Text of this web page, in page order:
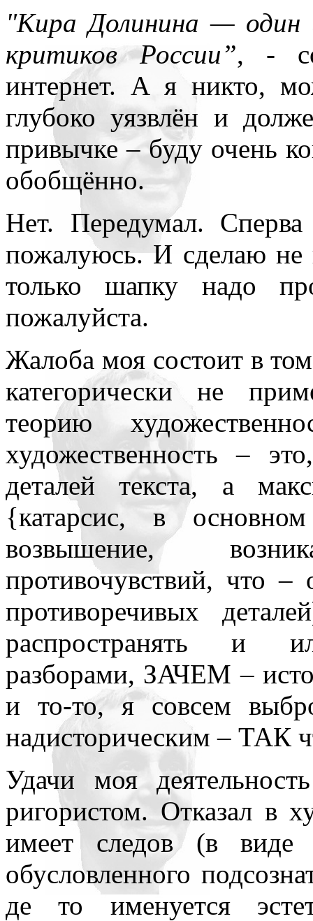
всюду применял как чисто
противопоставляя
подсознательное часто
то обеспечивает любое
одна его часть, которая –
– обеспечивает в
подсознаний автора и
поводу. По
подсознаний в
то, знаемом и рожденном
нигде уточнять и
"Кира Долинина —
критиков России”, -
интернет. А я никто,
глубоко уязвлён и
привычке – буду очень
обобщённо.
Нет. Передумал.
пожалуюсь. И сделаю
только шапку надо
пожалуйста.
Жалоба моя состоит в
категорически не
теорию
художественность –
деталей текста, а
{катарсис, в
возвышение,
противочувствий, что –
противоречивых
распространять и
разборами, ЗАЧЕМ –
и то-то, я совсем
надисторическим – ТАК
Удачи моя
ригористом. Отказал в
имеет следов (в
обусловленного
де то именуется